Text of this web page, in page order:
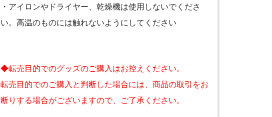
・アイロンやドライヤー、乾燥機は使用しないでくださ
い。高温のものには触れないようにしてください
◆転売目的でのグッズのご購入はお控えください。
転売目的でのご購入と判断した場合には、商品の取引をお
断りする場合がございますので、ご了承ください。